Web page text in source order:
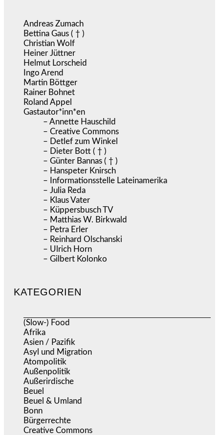
Andreas Zumach
Bettina Gaus ( † )
Christian Wolf
Heiner Jüttner
Helmut Lorscheid
Ingo Arend
Martin Böttger
Rainer Bohnet
Roland Appel
Gastautor*inn*en
– Annette Hauschild
– Creative Commons
– Detlef zum Winkel
– Dieter Bott ( † )
– Günter Bannas ( † )
– Hanspeter Knirsch
– Informationsstelle Lateinamerika
– Julia Reda
– Klaus Vater
– Küppersbusch TV
– Matthias W. Birkwald
– Petra Erler
– Reinhard Olschanski
– Ulrich Horn
– Gilbert Kolonko
KATEGORIEN
(Slow-) Food
Afrika
Asien / Pazifik
Asyl und Migration
Atompolitik
Außenpolitik
Außerirdische
Beuel
Beuel & Umland
Bonn
Bürgerrechte
Creative Commons